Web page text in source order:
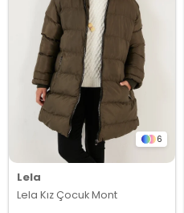
6
Lela
Lela Kız Çocuk Mont